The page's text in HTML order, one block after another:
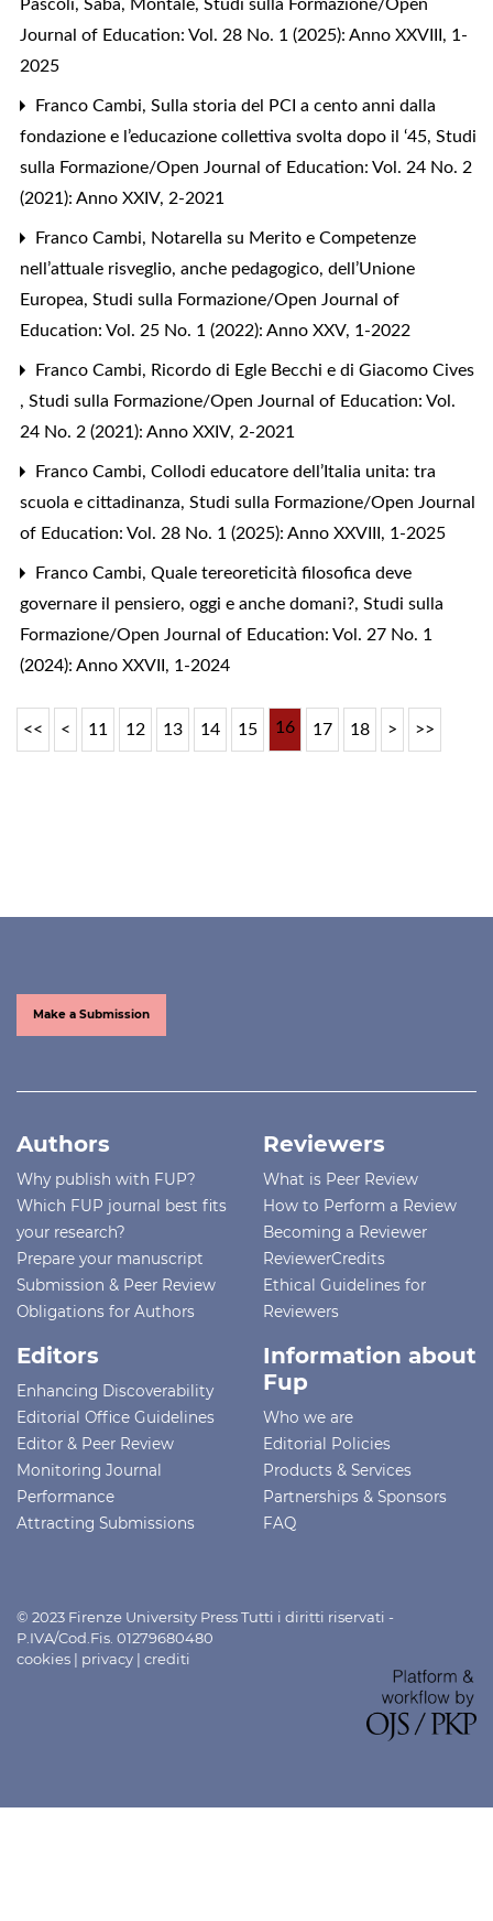
Pascoli, Saba, Montale, Studi sulla Formazione/Open
Journal of Education: Vol. 28 No. 1 (2025): Anno XXVIII, 1-
2025
Franco Cambi, Sulla storia del PCI a cento anni dalla
fondazione e l’educazione collettiva svolta dopo il ‘45, Studi
sulla Formazione/Open Journal of Education: Vol. 24 No. 2
(2021): Anno XXIV, 2-2021
Franco Cambi, Notarella su Merito e Competenze
nell’attuale risveglio, anche pedagogico, dell’Unione
Europea, Studi sulla Formazione/Open Journal of
Education: Vol. 25 No. 1 (2022): Anno XXV, 1-2022
Franco Cambi, Ricordo di Egle Becchi e di Giacomo Cives
, Studi sulla Formazione/Open Journal of Education: Vol.
24 No. 2 (2021): Anno XXIV, 2-2021
Franco Cambi, Collodi educatore dell’Italia unita: tra
scuola e cittadinanza, Studi sulla Formazione/Open Journal
of Education: Vol. 28 No. 1 (2025): Anno XXVIII, 1-2025
Franco Cambi, Quale tereoreticità filosofica deve
governare il pensiero, oggi e anche domani?, Studi sulla
Formazione/Open Journal of Education: Vol. 27 No. 1
(2024): Anno XXVII, 1-2024
<< < 11 12 13 14 15 16 17 18 > >>
Make a Submission
Authors
Why publish with FUP?
Which FUP journal best fits
your research?
Prepare your manuscript
Submission & Peer Review
Obligations for Authors
Reviewers
What is Peer Review
How to Perform a Review
Becoming a Reviewer
ReviewerCredits
Ethical Guidelines for
Reviewers
Editors
Enhancing Discoverability
Editorial Office Guidelines
Editor & Peer Review
Monitoring Journal
Performance
Attracting Submissions
Information about
Fup
Who we are
Editorial Policies
Products & Services
Partnerships & Sponsors
FAQ
© 2023 Firenze University Press Tutti i diritti riservati -
P.IVA/Cod.Fis. 01279680480
cookies | privacy | crediti